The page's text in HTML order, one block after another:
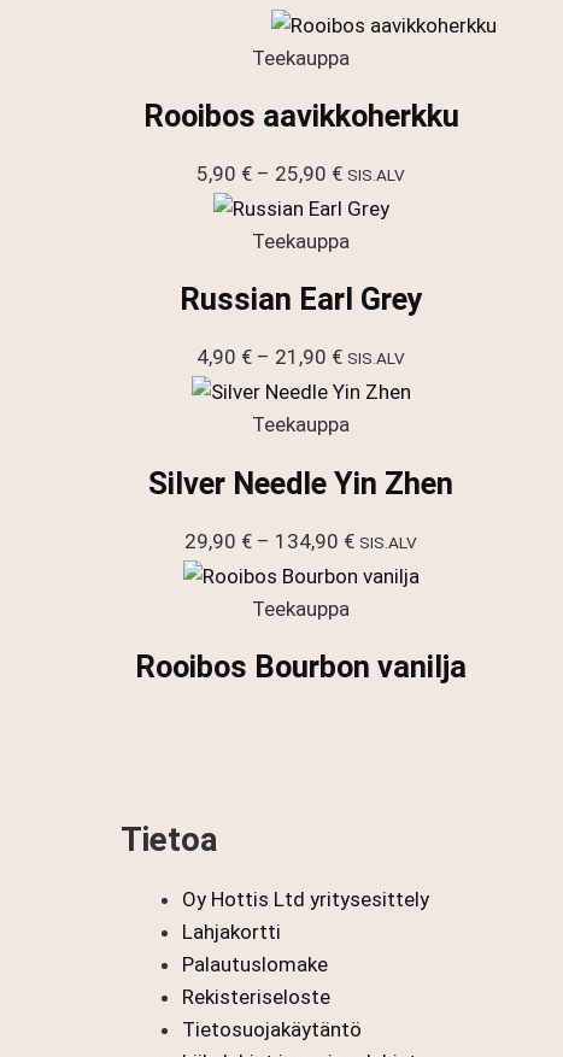
Teekauppa
Rooibos aavikkoherkku
5,90 € – 25,90 €Hintaluokka:
5,90 €
-
SIS.ALV
Teekauppa
Russian Earl Grey
4,90 € – 21,90 €Hintaluokka:
4,90 €
-
SIS.ALV
Teekauppa
Silver Needle Yin Zhen
29,90 € – 134,90 €Hintaluokka:
29,90 €
SIS.ALV
Teekauppa
Rooibos Bourbon vanilja
Tietoa
Oy Hottis Ltd yritysesittely
Lahjakortti
Palautuslomake
Rekisteriseloste
Tietosuojakäytäntö